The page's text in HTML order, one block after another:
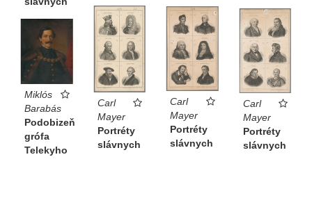
Carl
Mayer
Portréty
slávnych
Carl
Mayer
Portréty
slávnych
Carl
Mayer
Portréty
slávnych
Miklós
Barabás
Podobizeň
grófa
Telekyho